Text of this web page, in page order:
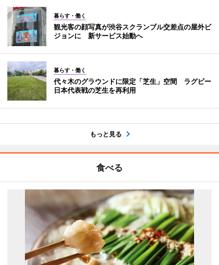
暮らす・働く
観光客の顔写真が渋谷スクランブル交差点の屋外ビ
ジョンに 新サービス始動へ
暮らす・働く
代々木のグラウンドに限定「芝生」空間 ラグビー
日本代表戦の芝生を再利用
もっと見る
食べる